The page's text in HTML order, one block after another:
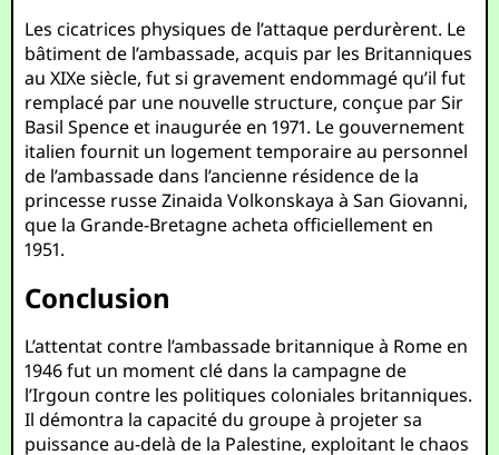
Les cicatrices physiques de l’attaque perdurèrent. Le
bâtiment de l’ambassade, acquis par les Britanniques
au XIXe siècle, fut si gravement endommagé qu’il fut
remplacé par une nouvelle structure, conçue par Sir
Basil Spence et inaugurée en 1971. Le gouvernement
italien fournit un logement temporaire au personnel
de l’ambassade dans l’ancienne résidence de la
princesse russe Zinaida Volkonskaya à San Giovanni,
que la Grande-Bretagne acheta officiellement en
1951.
Conclusion
L’attentat contre l’ambassade britannique à Rome en
1946 fut un moment clé dans la campagne de
l’Irgoun contre les politiques coloniales britanniques.
Il démontra la capacité du groupe à projeter sa
puissance au-delà de la Palestine, exploitant le chaos